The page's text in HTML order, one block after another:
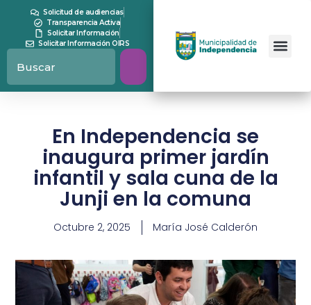
Solicitud de audiencias
Transparencia Activa
Solicitar Información
Solicitar Información OIRS
En Independencia se
inaugura primer jardín
infantil y sala cuna de la
Junji en la comuna
Octubre 2, 2025 María José Calderón